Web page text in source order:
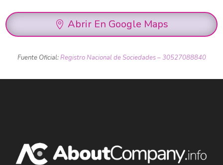
Abrir En Google Maps
Fuente Oficial:Registro Nacional de Sociedades – 30527088840